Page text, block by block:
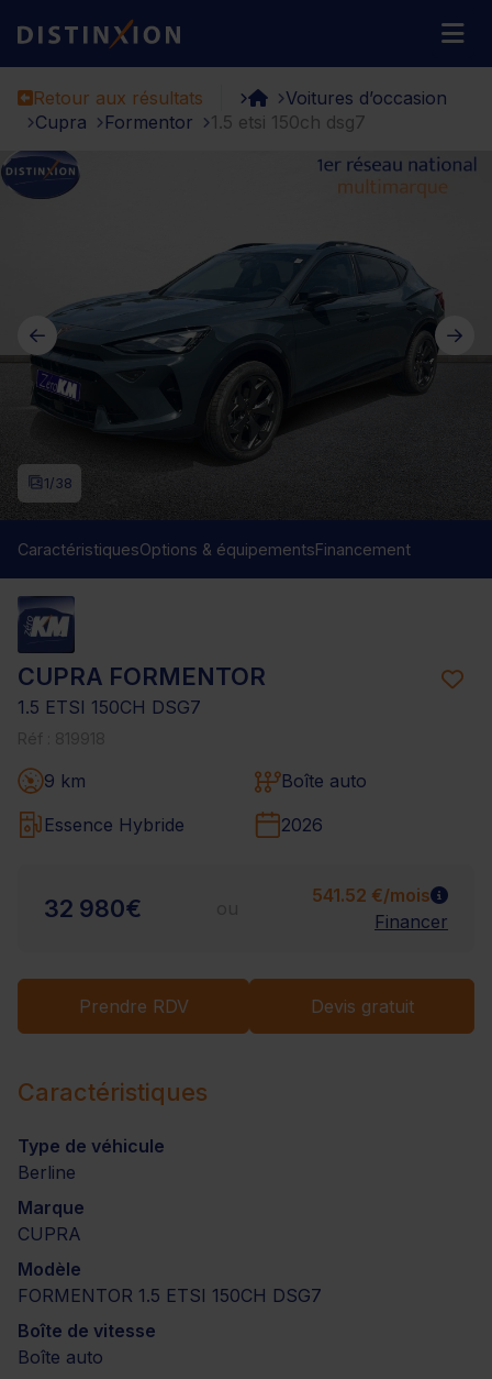
Distinxion
Retour aux résultats
Voitures d’occasion
Cupra
Formentor 1.5 etsi 150ch dsg7
CUPRA FORMENTOR
1.5 ETSI 150CH DSG7
9 km
Boîte auto
Essence Hybride
2026
32 980€
541.52 €/mois
Financer
Prendre RDV Devis gratuit
1/38
CaractéristiquesOptions & équipementsFinancement
Caractéristiques
Type de véhicule
Berline
Marque
CUPRA
Modèle
FORMENTOR 1.5 ETSI 150CH DSG7
Boîte de vitesse
Boîte auto